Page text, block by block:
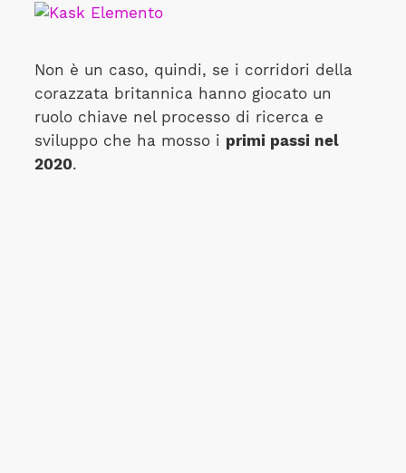
Non è un caso, quindi, se i corridori della
corazzata britannica hanno giocato un
ruolo chiave nel processo di ricerca e
sviluppo che ha mosso i primi passi nel
2020.